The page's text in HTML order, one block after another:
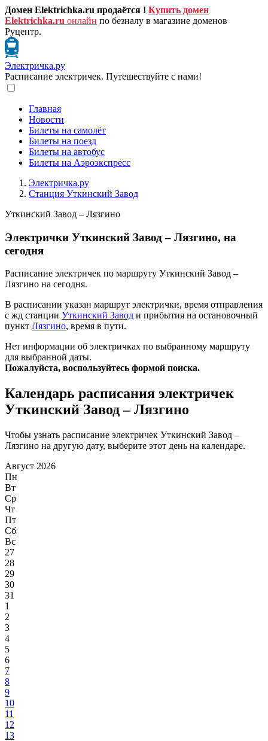
Домен Elektrichka.ru продаётся ! Купить домен
Elektrichka.ru онлайн по безналу в магазине доменов
Руцентр.
Электричка.ру
Расписание электричек. Путешествуйте с нами!
Главная
Новости
Билеты на самолёт
Билеты на поезд
Билеты на автобус
Билеты на Аэроэкспресс
Электричка.ру
Станция Уткинский Завод
Уткинский Завод – Лязгино
Электрички Уткинский Завод – Лязгино, на
сегодня
Расписание электричек по маршруту Уткинский Завод –
Лязгино на сегодня.
В расписании указан маршрут электрички, время отправления
с жд станции Уткинский Завод и прибытия на остановочный
пункт Лязгино, время в пути.
Нет информации об электричках по выбранному маршруту
для выбранной даты.
Пожалуйста, воспользуйтесь формой поиска.
Календарь расписания электричек
Уткинский Завод – Лязгино
Чтобы узнать расписание электричек Уткинский Завод –
Лязгино на другую дату, выберите этот день на календаре.
Август 2026
Пн
Вт
Ср
Чт
Пт
Сб
Вс
27
28
29
30
31
1
2
3
4
5
6
7
8
9
10
11
12
13